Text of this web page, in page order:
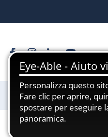
FacebookInstagram
LinkedinYouTube
Sostienici